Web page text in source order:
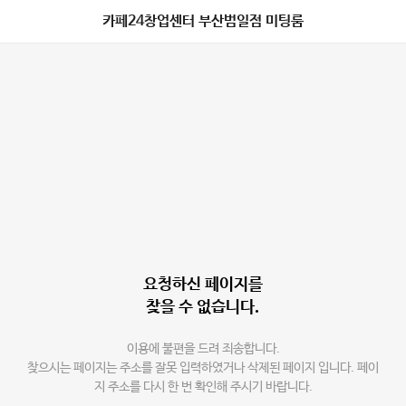
카페24창업센터 부산범일점 미팅룸
요청하신 페이지를
찾을 수 없습니다.
이용에 불편을 드려 죄송합니다.
찾으시는 페이지는 주소를 잘못 입력하였거나 삭제된 페이지 입니다. 페이
지 주소를 다시 한 번 확인해 주시기 바랍니다.